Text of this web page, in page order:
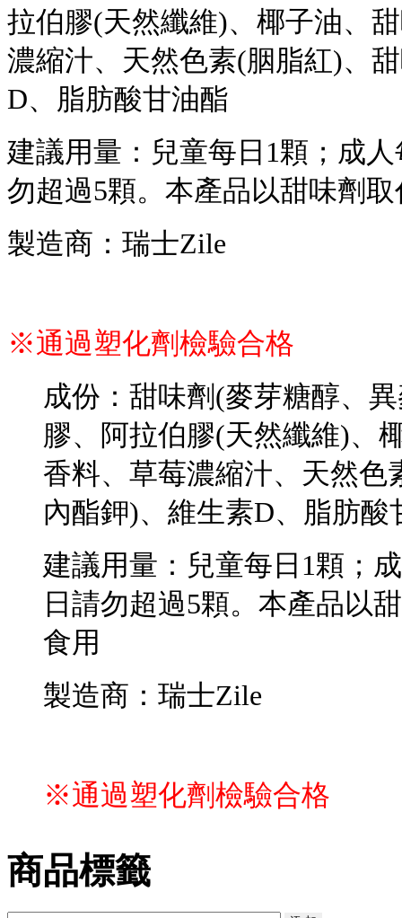
拉伯膠(天然纖維)、椰子油、
濃縮汁、天然色素(胭脂紅)、
D、脂肪酸甘油酯
建議用量：兒童每日1顆；成
勿超過5顆。本產品以甜味劑
製造商：瑞士Zile
※通過塑化劑檢驗合格
成份：甜味劑(麥芽糖醇、
膠、阿拉伯膠(天然纖維)、
香料、草莓濃縮汁、天然
內酯鉀)、維生素D、脂肪酸
建議用量：兒童每日1顆；
日請勿超過5顆。本產品以
食用
製造商：瑞士Zile
※通過塑化劑檢驗合格
商品標籤